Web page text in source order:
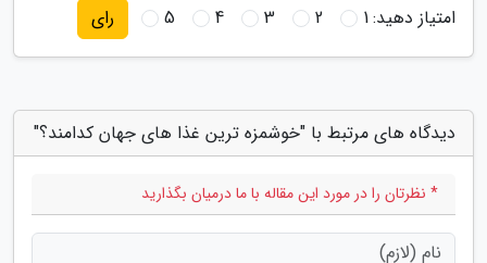
امتیاز دهید:1
2
3
4
5 رای
دیدگاه های مرتبط با "خوشمزه ترین غذا های جهان کدامند؟"
* نظرتان را در مورد این مقاله با ما درمیان بگذارید